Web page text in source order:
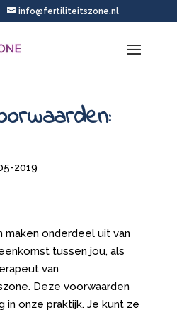
info@fertiliteitszone.nl
2019
maken onderdeel uit van
tussen jou, als
van
Deze voorwaarden
in onze praktijk. Je kunt ze